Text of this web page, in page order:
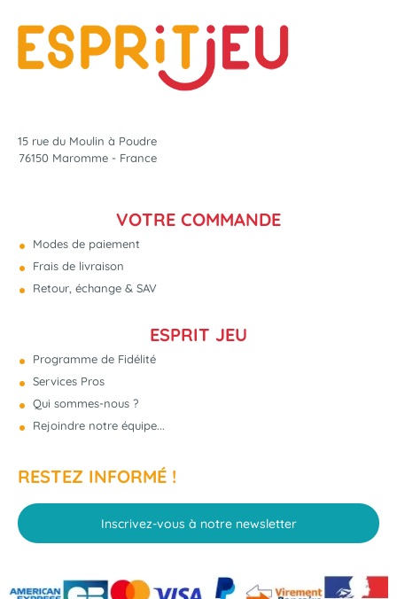
15 rue du Moulin à Poudre
76150 Maromme - France
VOTRE COMMANDE
Modes de paiement
Frais de livraison
Retour, échange & SAV
ESPRIT JEU
Programme de Fidélité
Services Pros
Qui sommes-nous ?
Rejoindre notre équipe...
RESTEZ INFORMÉ !
Inscrivez-vous à notre newsletter